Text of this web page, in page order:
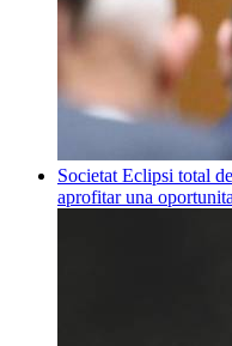
Societat Eclipsi total
aprofitar una